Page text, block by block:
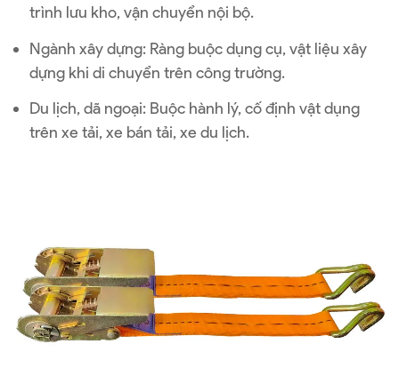
trình lưu kho, vận chuyển nội bộ.
Ngành xây dựng: Ràng buộc dụng cụ, vật liệu xây
dựng khi di chuyển trên công trường.
Du lịch, dã ngoại: Buộc hành lý, cố định vật dụng
trên xe tải, xe bán tải, xe du lịch.